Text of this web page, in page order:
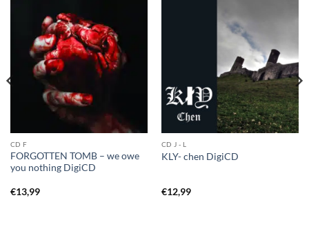
CD F
FORGOTTEN TOMB – we owe
you nothing DigiCD
€13,99
CD J - L
KLY- chen DigiCD
€12,99